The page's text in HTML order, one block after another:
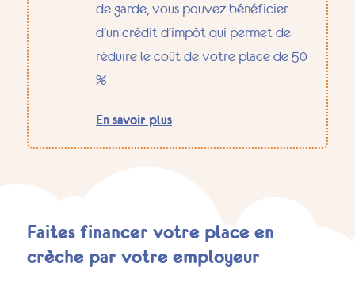
de garde, vous pouvez bénéficier
d’un crédit d’impôt qui permet de
réduire le coût de votre place de 50
%
En savoir plus
Faites financer votre place en
crèche par votre employeur